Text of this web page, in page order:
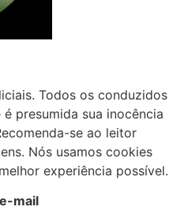
Todos os conduzidos
presumida sua inocência
se ao leitor
Nós usamos cookies
experiência possível.
mail